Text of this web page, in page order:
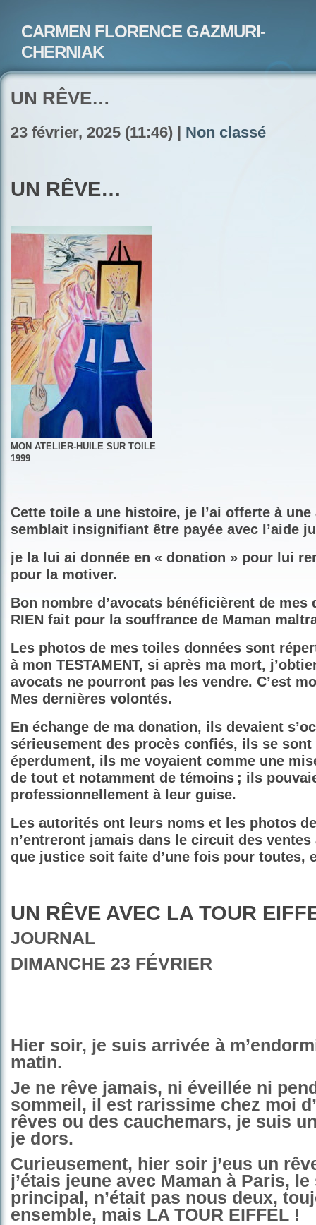
CARMEN FLORENCE GAZMURI-
CHERNIAK
SITE LITTERAIRE ET DE CRITIQUE SOCIETALE-
ARTISTE PEINTRE ET POETE-ECRIVAIN
UN RÊVE…
23 février, 2025 (11:46) | Non classé
UN RÊVE…
MON ATELIER-HUILE SUR TOILE
1999
Cette toile a une histoire, je l’ai offerte à
semblait insignifiant être payée avec l’aide
je la lui ai donnée en « donation » pour lui
pour la motiver.
Bon nombre d’avocats bénéficièrent de mes
RIEN fait pour la souffrance de Maman
Les photos de mes toiles données sont
à mon TESTAMENT, si après ma mort,
avocats ne pourront pas les vendre. C’est
Mes dernières volontés.
En échange de ma donation, ils devaient
sérieusement des procès confiés, ils se
éperdument, ils me voyaient comme une
de tout et notamment de témoins ; ils
professionnellement à leur guise.
Les autorités ont leurs noms et les photos
n’entreront jamais dans le circuit des ventes
que justice soit faite d’une fois pour toutes,
UN RÊVE AVEC LA TOUR
JOURNAL
DIMANCHE 23 FÉVRIER
Hier soir, je suis arrivée à
matin.
Je ne rêve jamais, ni éveillée ni
sommeil, il est rarissime chez moi
rêves ou des cauchemars, je suis
je dors.
Curieusement, hier soir j’eus un
j’étais jeune avec Maman à Paris, le
principal, n’était pas nous deux,
ensemble, mais LA TOUR EIFFEL !